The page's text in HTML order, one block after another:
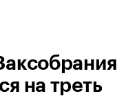
на треть